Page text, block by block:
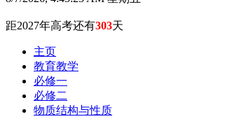
距2027年高考还有303天
主页
教育教学
必修一
必修二
物质结构与性质